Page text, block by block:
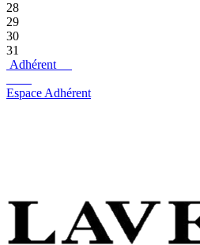
28
29
30
31
Adhérent
Espace Adhérent